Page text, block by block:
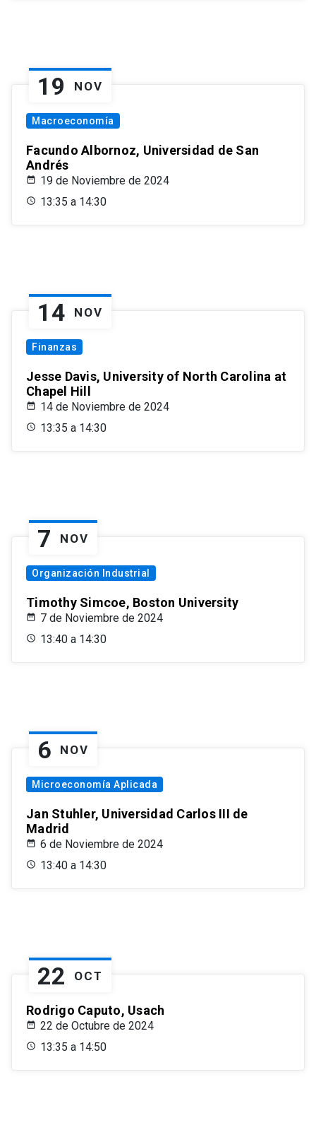
19 NOV
Macroeconomía
Facundo Albornoz, Universidad de San
Andrés
19 de Noviembre de 2024
13:35 a 14:30
14 NOV
Finanzas
Jesse Davis, University of North Carolina at
Chapel Hill
14 de Noviembre de 2024
13:35 a 14:30
7 NOV
Organización Industrial
Timothy Simcoe, Boston University
7 de Noviembre de 2024
13:40 a 14:30
6 NOV
Microeconomía Aplicada
Jan Stuhler, Universidad Carlos III de
Madrid
6 de Noviembre de 2024
13:40 a 14:30
22 OCT
Rodrigo Caputo, Usach
22 de Octubre de 2024
13:35 a 14:50